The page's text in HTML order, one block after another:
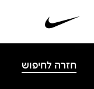
חזרה לחיפוש